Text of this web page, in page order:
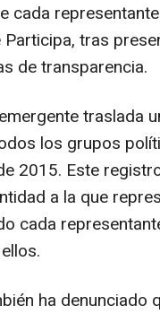
cada
tras
de transparencia.
traslada
los grupos
2015. Este
a la que
cada
ha denunciado